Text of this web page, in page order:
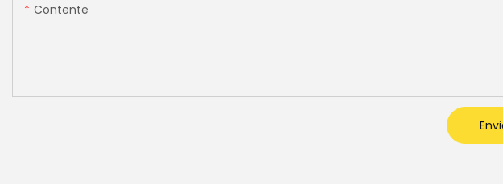
Contente